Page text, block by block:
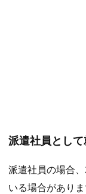
派遣社員とし
派遣社員の場合
いる場合があり